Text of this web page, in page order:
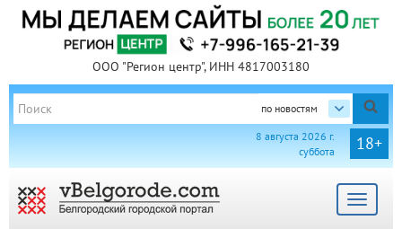
ООО "Регион центр", ИНН 4817003180
по новостям
18+
8 августа 2026 г.
суббота
Toggle